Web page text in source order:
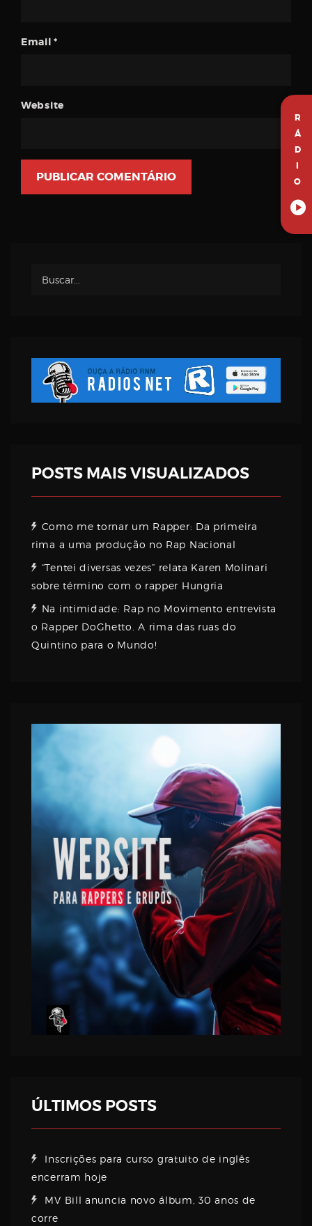
R
Á
D
I
O
Email*
Website
POSTS MAIS VISUALIZADOS
Como me tornar um Rapper: Da primeira
rima a uma produção no Rap Nacional
“Tentei diversas vezes” relata Karen Molinari
sobre término com o rapper Hungria
Na intimidade: Rap no Movimento entrevista
o Rapper DoGhetto. A rima das ruas do
Quintino para o Mundo!
ÚLTIMOS POSTS
Inscrições para curso gratuito de inglês
encerram hoje
MV Bill anuncia novo álbum, 30 anos de
corre